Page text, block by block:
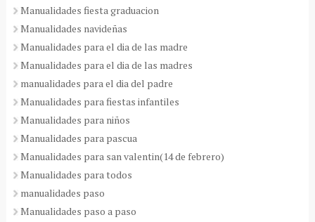
Manualidades fiesta graduacion
Manualidades navideñas
Manualidades para el dia de las madre
Manualidades para el dia de las madres
manualidades para el dia del padre
Manualidades para fiestas infantiles
Manualidades para niños
Manualidades para pascua
Manualidades para san valentin(14 de febrero)
Manualidades para todos
manualidades paso
Manualidades paso a paso